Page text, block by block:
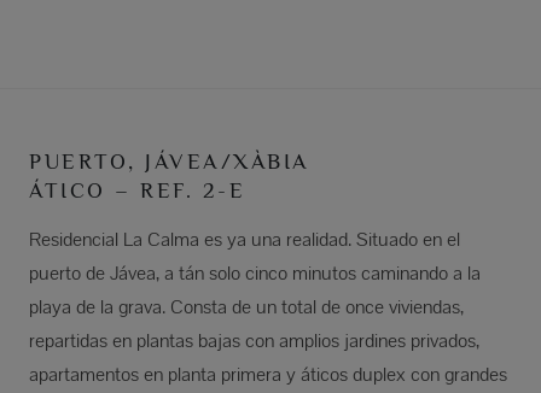
PUERTO, JÁVEA/XÀBIA
ÁTICO – REF. 2-E
Residencial La Calma es ya una realidad. Situado en el
puerto de Jávea, a tán solo cinco minutos caminando a la
playa de la grava. Consta de un total de once viviendas,
repartidas en plantas bajas con amplios jardines privados,
apartamentos en planta primera y áticos duplex con grandes